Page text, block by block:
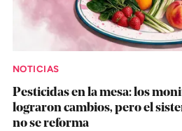
NOTICIAS
Pesticidas en la mesa: los
lograron cambios, pero el
no se reforma